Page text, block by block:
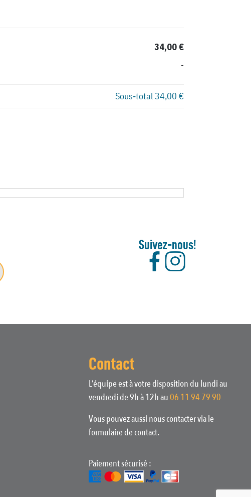
34,00 €
-
Sous-total34,00 €
Suivez-nous!
Contact
L’équipe est à votre disposition du lundi au
vendredi de 9h à 12h au06 11 94 79 90
Vous pouvez aussi nous contacter via le
formulaire de contact.
Paiement sécurisé :